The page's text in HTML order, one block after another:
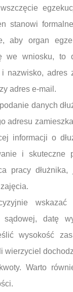
stanowi
aby organ
we wniosku, to
nazwisko,
adres e-mail.
danych
adresu
informacji o
i skuteczne
pracy
wskazać
sądowej, datę
wysokość
wierzyciel
Warto